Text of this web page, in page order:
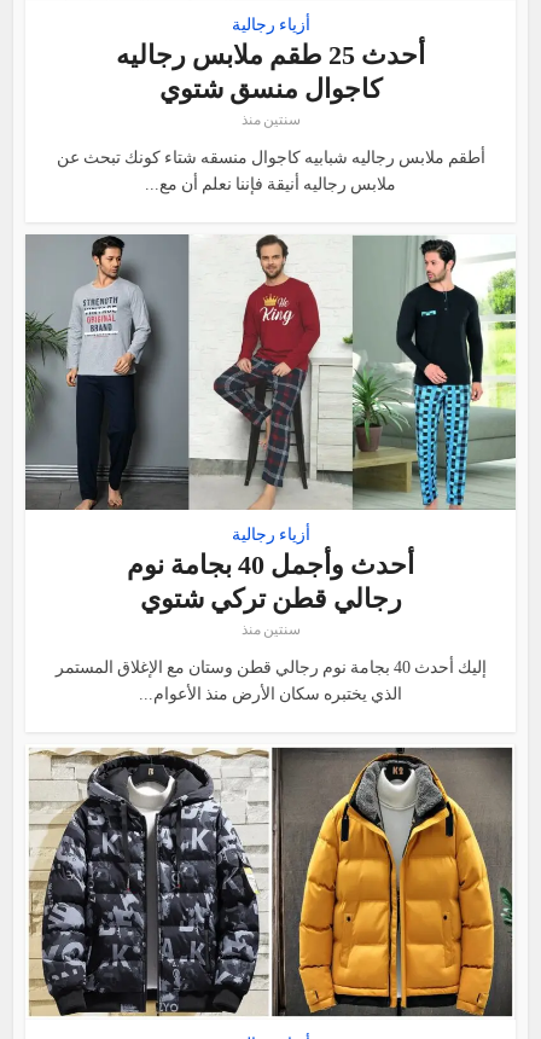
أزياء رجالية
أحدث 25 طقم ملابس رجاليه
كاجوال منسق شتوي
سنتين منذ
أطقم ملابس رجاليه شبابيه كاجوال منسقه شتاء كونك تبحث عن
ملابس رجاليه أنيقة فإننا نعلم أن مع...
أزياء رجالية
أحدث وأجمل 40 بجامة نوم
رجالي قطن تركي شتوي
سنتين منذ
إليك أحدث 40 بجامة نوم رجالي قطن وستان مع الإغلاق المستمر
الذي يختبره سكان الأرض منذ الأعوام...